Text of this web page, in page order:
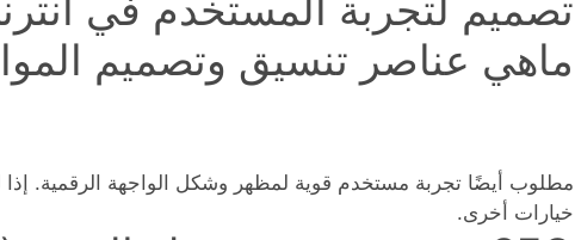
ماهي عناصر تنسيق وتصميم
مطلوب أيضًا تجربة مستخدم قوية لمظهر وشكل الواجهة الرقمية.
خيارات أخرى.